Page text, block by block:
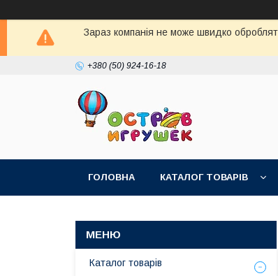
Зараз компанія не може швидко
+380 (50) 924-16-18
ГОЛОВНА КАТАЛОГ ТОВАРІВ
Каталог товарів